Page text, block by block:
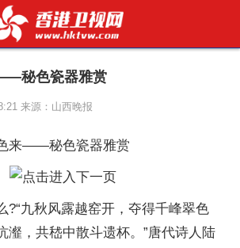
秘色瓷器雅赏
来源：山西晚报
来——秘色瓷器雅赏
?“九秋风露越窑开，夺得千峰翠色
瀣，共嵇中散斗遗杯。”唐代诗人陆